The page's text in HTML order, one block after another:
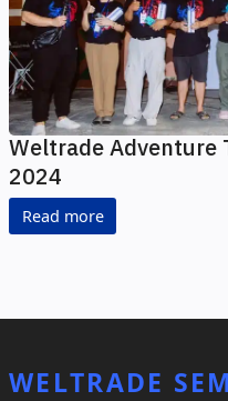
Weltrade Adventure
2024
Read more
WELTRADE